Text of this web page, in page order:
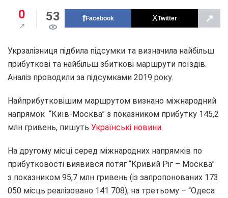
0 53 Facebook Twitter ↗
Укрзалізниця підбила підсумки та визначила найбільш
прибуткові та найбільш збиткові маршрути поїздів.
Аналіз проводили за підсумками 2019 року.
Найприбутковішим маршрутом визнано міжнародний
напрямок “Київ-Москва” з показником прибутку 145,2
млн гривень, пишуть Українські новини.
На другому місці серед міжнародних напрямків по
прибутковості виявився потяг “Кривий Ріг – Москва”
з показником 95,7 млн гривень (із запропонованих 173
050 місць реалізовано 141 708), на третьому – “Одеса